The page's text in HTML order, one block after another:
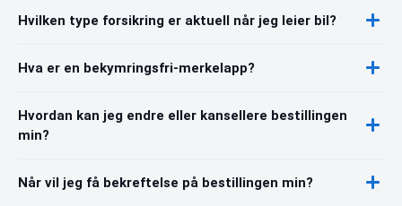
Hvilken type forsikring er aktuell når jeg leier bil?
Hva er en bekymringsfri-merkelapp?
Hvordan kan jeg endre eller kansellere bestillingen
min?
Når vil jeg få bekreftelse på bestillingen min?